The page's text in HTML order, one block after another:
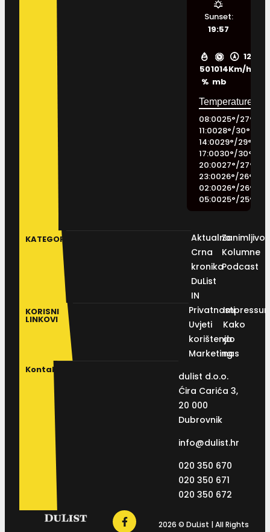
50
%
1014
mb
12
Km/h
Sunset:
19:57
08:0025°/27°
11:0028°/30°
14:0029°/29°
17:0030°/30°
20:0027°/27°
23:0026°/26°
02:0026°/26°
05:0025°/25°
KATEGORIJE
Aktualno
Crna
kronika
DuList
IN
Kolumne
Podcast
KORISNI
LINKOVI
Privatnosti
Uvjeti
korištenja
Marketing
Kako
do
nas
Kontakt
dulist d.o.o.
Ćira Carića 3,
20 000
Dubrovnik
info@dulist.hr
020 350 670
020 350 671
020 350 672
2026 © DuList | All Rights